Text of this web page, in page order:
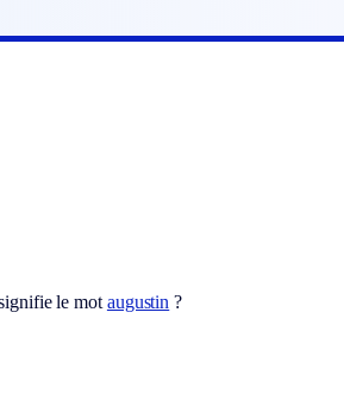
le mot augustin ?